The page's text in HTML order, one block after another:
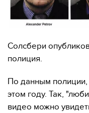
Солсбери
полиция.
По данным полиции,
этом году. Так,
видео можно